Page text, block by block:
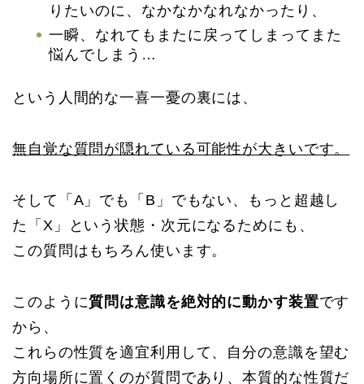
りたいのに、なかなかなれなかったり、
一瞬、なれてもまたに戻ってしまってまた
悩んでしまう…
という人間的な一喜一憂の裏には、
無自覚な質問が隠れている可能性が大きいです。
そして「A」でも「B」でもない、もっと超越し
た「X」という状態・次元になるためにも、
この質問はもちろん使います。
このように質問は意識を絶対的に動かす装置です
から、
これらの性質を適宜利用して、自分の意識を望む
方向場所に置くのが質問であり、本質的な性質だ